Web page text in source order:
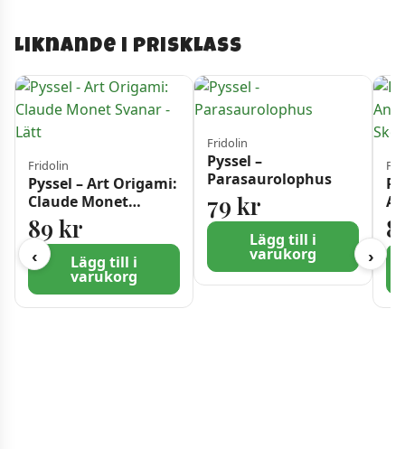
Liknande i prisklass
‹
Fridolin
Pyssel – Art Origami:
Claude Monet
Svanar – Lätt
89 kr
Lägg till i
varukorg
Fridolin
Pyssel –
Parasaurolophus
79 kr
Lägg till i
varukorg ›